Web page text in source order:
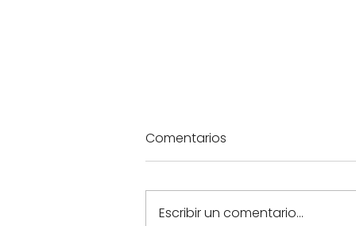
Comentarios
Escribir un comentario...